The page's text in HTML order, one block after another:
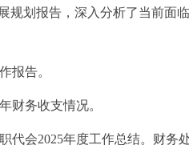
规划报告，深入分析了当前面
报告。
财务收支情况。
代会2025年度工作总结。财务